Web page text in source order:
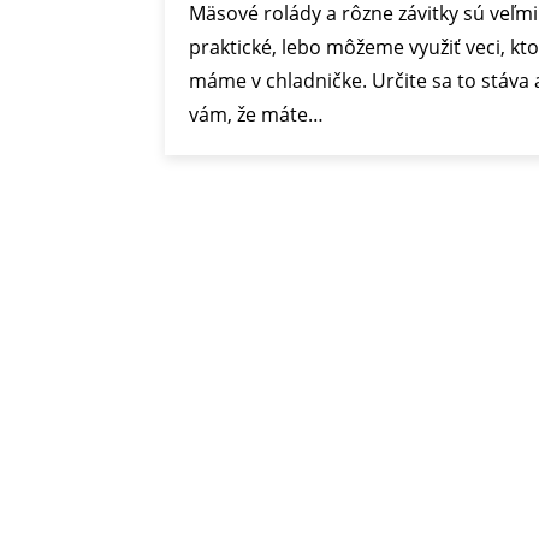
Mäsové rolády a rôzne závitky sú veľmi
praktické, lebo môžeme využiť veci,
máme v chladničke. Určite sa to stáva
vám, že máte…